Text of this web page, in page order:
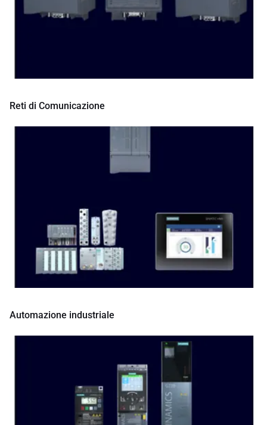
Reti di Comunicazione
Automazione industriale